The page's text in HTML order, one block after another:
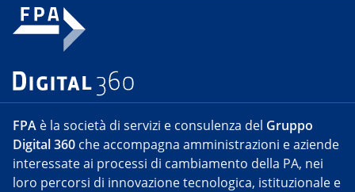
FPA è la società di servizi e consulenza del Gruppo
Digital 360 che accompagna amministrazioni e aziende
interessate ai processi di cambiamento della PA, nei
loro percorsi di innovazione tecnologica, istituzionale e